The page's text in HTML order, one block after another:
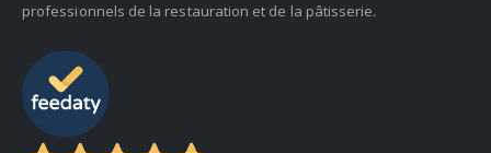
professionnels de la restauration et de la pâtisserie.